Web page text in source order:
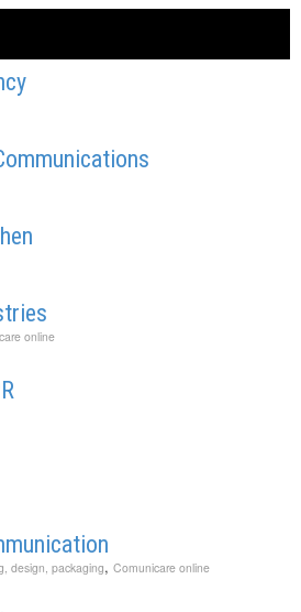
online
design, packaging, Comunicare online